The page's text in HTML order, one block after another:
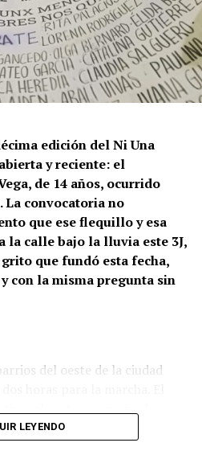
historia de (no)
más agrotóxicos que lo
edición del Ni Una
y reciente: el
de 14 años, ocurrido
La convocatoria no
que ese flequillo y esa
la calle bajo la lluvia este 3J,
que fundó esta fecha,
con la misma pregunta sin
del oeste de la ciudad
fácil intuir que será una
ciudad que expresa
LEYENDO